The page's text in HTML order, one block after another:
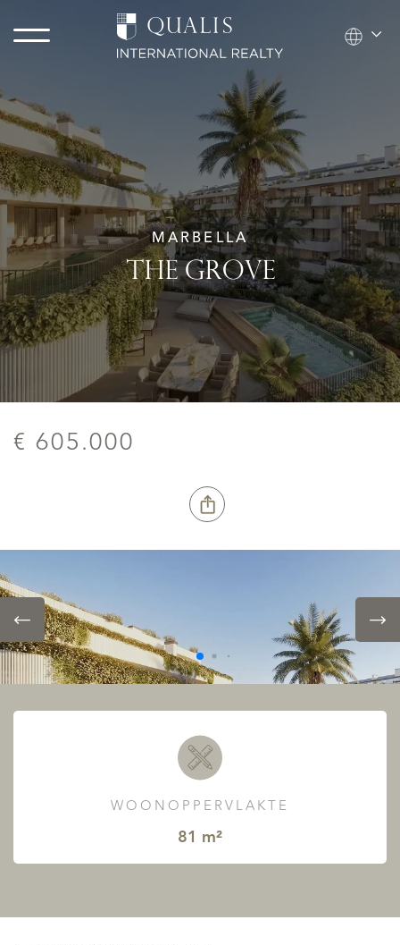
MARBELLA
THE GROVE
€ 605.000
WOONOPPERVLAKTE
81 m²